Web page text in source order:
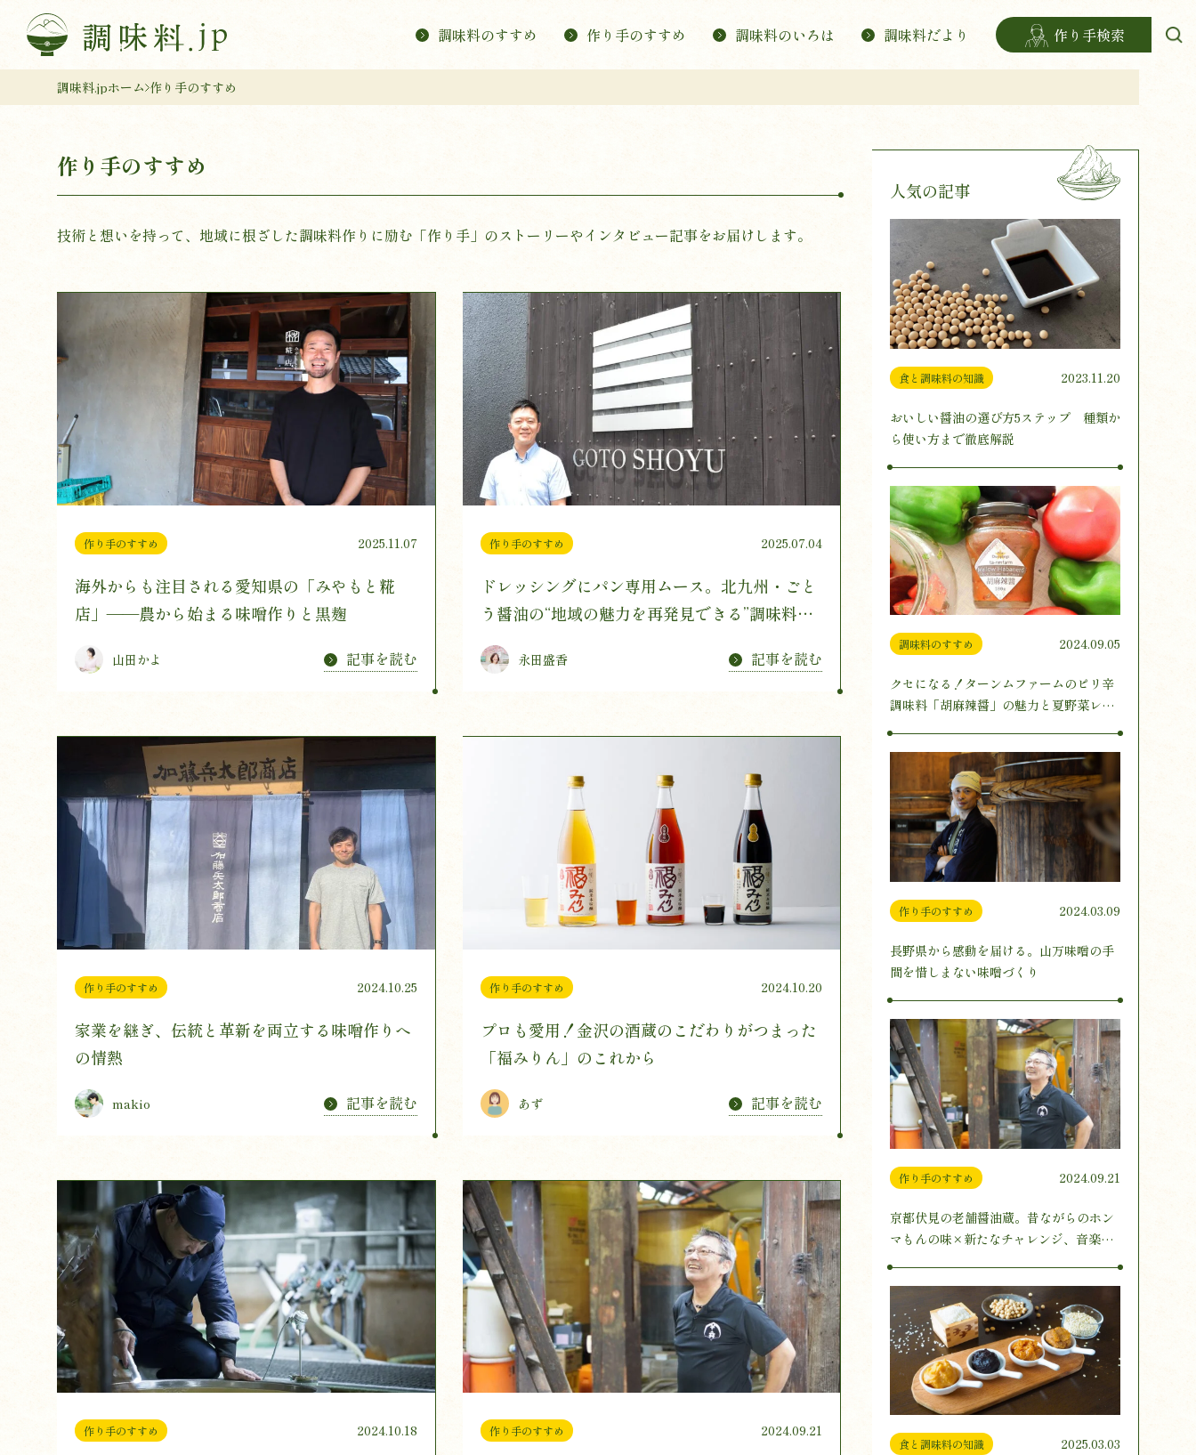
調味料のすすめ 作り手のすすめ 調味料のいろは 調味料だより 作り手検索
調味料.jpホーム 作り手のすすめ
作り手のすすめ
技術と想いを持って、地域に根ざした調味料作りに励む「作り手」のストーリーやインタビュー記事をお届けします。
作り手のすすめ 2025.11.07
海外からも注目される愛知県の「みやもと糀
店」——農から始まる味噌作りと黒麹
山田かよ 記事を読む
作り手のすすめ 2025.07.04
ドレッシングにパン専用ムース。北九州・ごと
う醤油の“地域の魅力を再発見できる”調味料作
り
永田盛香 記事を読む
作り手のすすめ 2024.10.25
家業を継ぎ、伝統と革新を両立する味噌作りへ
の情熱
makio 記事を読む
作り手のすすめ 2024.10.20
プロも愛用！金沢の酒蔵のこだわりがつまった
「福みりん」のこれから
あず 記事を読む
作り手のすすめ 2024.10.18 作り手のすすめ 2024.09.21
人気の記事
食と調味料の知識 2023.11.20
おいしい醤油の選び方5ステップ 種類か
ら使い方まで徹底解説
調味料のすすめ 2024.09.05
クセになる！ターンムファームのピリ辛
調味料「胡麻辣醤」の魅力と夏野菜レシ
ピ3選をご紹介
作り手のすすめ 2024.03.09
長野県から感動を届ける。山万味噌の手
間を惜しまない味噌づくり
作り手のすすめ 2024.09.21
京都伏見の老舗醤油蔵。昔ながらのホン
マもんの味×新たなチャレンジ、音楽醸
食と調味料の知識 2025.03.03